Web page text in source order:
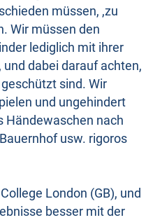
müssen, ,zu
Wir müssen den
lediglich mit ihrer
dabei darauf achten,
sind. Wir
und ungehindert
Händewaschen nach
usw. rigoros
London (GB), und
besser mit der